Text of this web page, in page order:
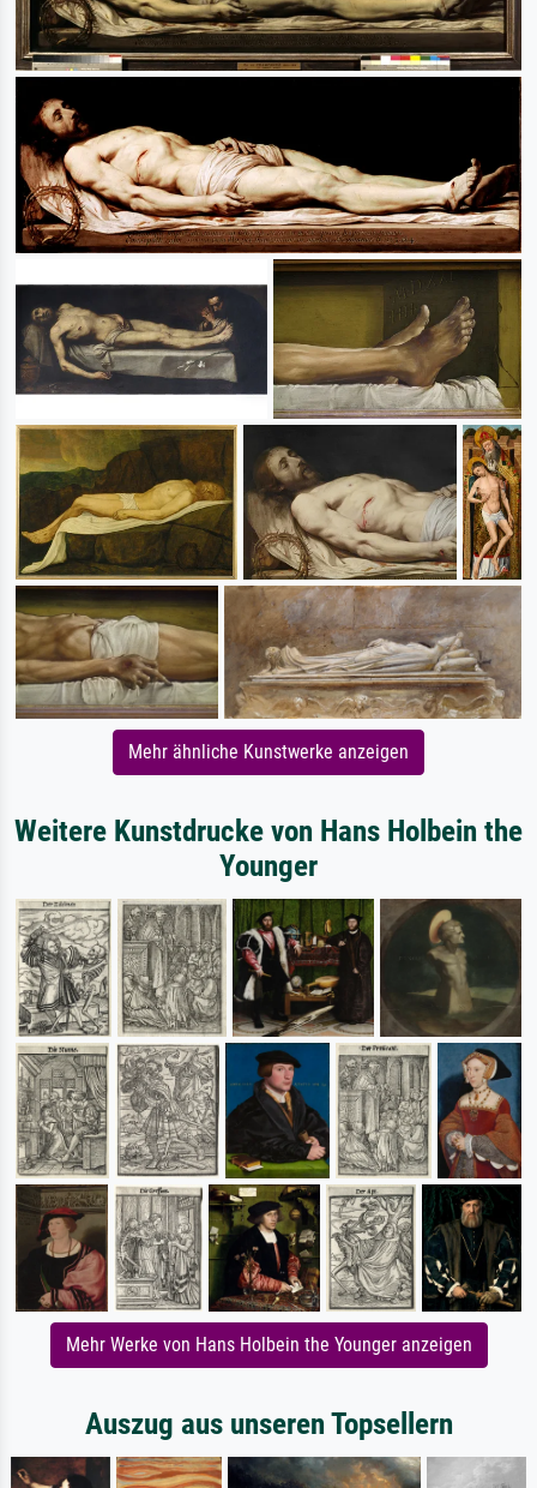
Mehr ähnliche Kunstwerke anzeigen
Weitere Kunstdrucke von Hans Holbein the
Younger
Mehr Werke von Hans Holbein the Younger anzeigen
Auszug aus unseren Topsellern